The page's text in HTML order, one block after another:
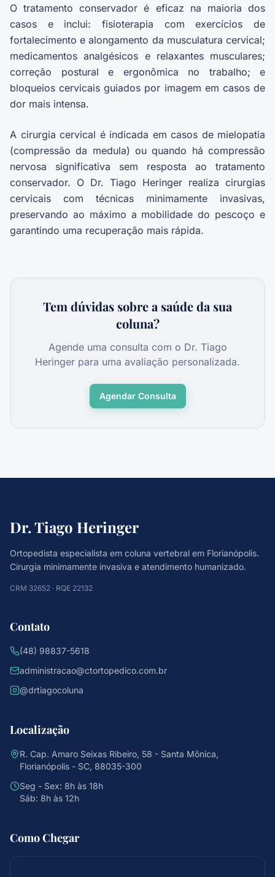
O tratamento conservador é eficaz na maioria dos
casos e inclui: fisioterapia com exercícios de
fortalecimento e alongamento da musculatura cervical;
medicamentos analgésicos e relaxantes musculares;
correção postural e ergonômica no trabalho; e
bloqueios cervicais guiados por imagem em casos de
dor mais intensa.
A cirurgia cervical é indicada em casos de mielopatia
(compressão da medula) ou quando há compressão
nervosa significativa sem resposta ao tratamento
conservador. O Dr. Tiago Heringer realiza cirurgias
cervicais com técnicas minimamente invasivas,
preservando ao máximo a mobilidade do pescoço e
garantindo uma recuperação mais rápida.
Tem dúvidas sobre a saúde da sua
coluna?
Agende uma consulta com o Dr. Tiago
Heringer para uma avaliação personalizada.
Agendar Consulta
Dr. Tiago Heringer
Ortopedista especialista em coluna vertebral em Florianópolis.
Cirurgia minimamente invasiva e atendimento humanizado.
CRM 32652 · RQE 22132
Contato
(48) 98837-5618
administracao@ctortopedico.com.br
@drtiagocoluna
Localização
R. Cap. Amaro Seixas Ribeiro, 58 - Santa Mônica,
Florianópolis - SC, 88035-300
Seg - Sex: 8h às 18h
Sáb: 8h às 12h
Como Chegar